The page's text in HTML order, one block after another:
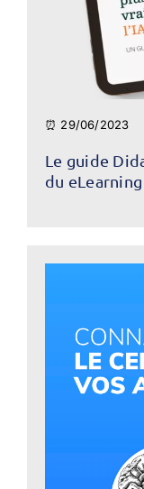
⏰ 29/06/2023
Le guide
du